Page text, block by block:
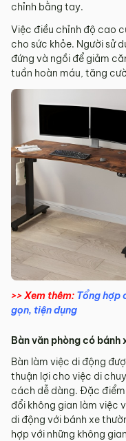
chỉnh bằng tay.
Việc điều chỉnh độ cao
cho sức khỏe. Người sử
đứng và ngồi để giảm
tuần hoàn máu, tăng
>> Xem thêm: Tổng hợp
gọn, tiện dụng
Bàn văn phòng có bánh
Bàn làm việc di động
thuận lợi cho việc di
cách dễ dàng. Đặc
đổi không gian làm việc
di động với bánh xe
hợp với những không